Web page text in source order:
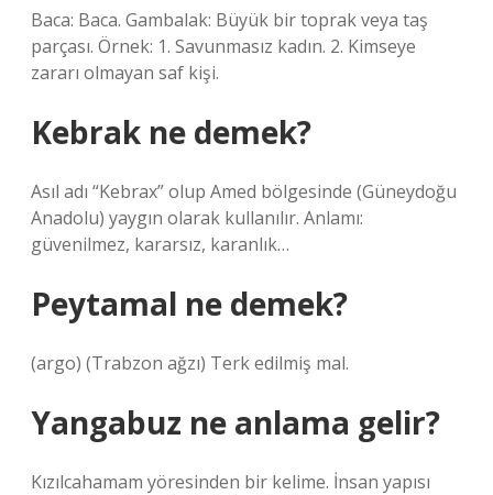
Baca: Baca. Gambalak: Büyük bir toprak veya taş
parçası. Örnek: 1. Savunmasız kadın. 2. Kimseye
zararı olmayan saf kişi.
Kebrak ne demek?
Asıl adı “Kebrax” olup Amed bölgesinde (Güneydoğu
Anadolu) yaygın olarak kullanılır. Anlamı:
güvenilmez, kararsız, karanlık…
Peytamal ne demek?
(argo) (Trabzon ağzı) Terk edilmiş mal.
Yangabuz ne anlama gelir?
Kızılcahamam yöresinden bir kelime. İnsan yapısı